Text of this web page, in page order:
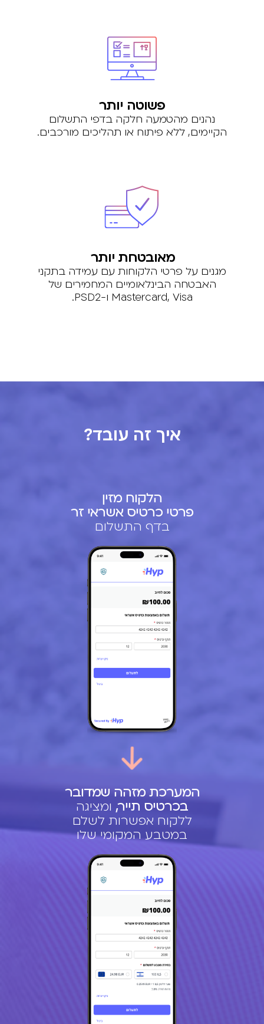
פשוטה יותר
נהנים מהטמעה חלקה בדפי התשלום
הקיימים, ללא פיתוח או תהליכים מורכבים.
מאובטחת יותר
מגנים על פרטי הלקוחות עם עמידה בתקני
האבטחה הבינלאומיים המחמירים של
Mastercard, Visa ו-PSD2.
איך זה עובד?
הלקוח מזין
פרטי כרטיס אשראי זר
בדף התשלום
המערכת מזהה שמדובר
בכרטיס תייר, ומציגה
ללקוח אפשרות לשלם
במטבע המקומי שלו